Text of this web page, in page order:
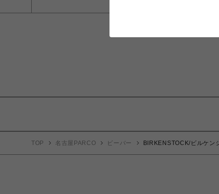
TOP 名古屋PARCO ビーバー BIRKENSTOCK/ビルケ